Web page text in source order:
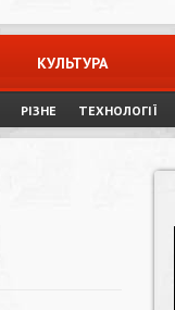
КУЛЬТУРА
РІЗНЕ ТЕХНОЛОГІЇ